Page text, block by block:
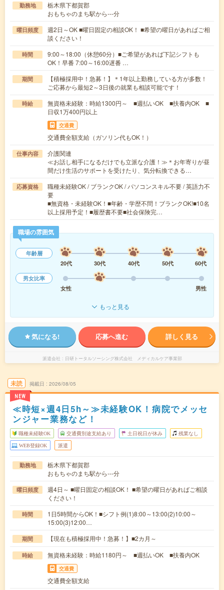
勤務地
栃木県下都賀郡
おもちゃのまち駅から---分
曜日頻度
週2日～OK ■曜日固定の相談OK！ ■希望の曜日があればご相
談ください！
時間
9:00～18:00（休憩60分）■ご希望があれば下記シフトも
OK！早番 7:00～16:00遅番 …
期間
【積極採用中！急募！】＊1年以上勤務している方が多数！
ご応募から最短2～3日後の就業も相談可能です！
時給
無資格未経験：時給1300円～ ■週払いOK ■扶養内OK ■
日収1万400円以上
交通費
交通費全額支給（ガソリン代もOK！）
仕事内容
介護関連
≪お話し相手になるだけでも立派な介護！≫＊お年寄りが昼
間だけ生活のサポートを受けたり、気分転換できる…
応募資格
職種未経験OK / ブランクOK / パソコンスキル不要 / 英語力不
要
■無資格・未経験OK！■年齢・学歴不問！ブランクOK!■10名
以上採用予定！■履歴書不要■社会保険完…
職場の雰囲気
年齢層
20代
30代 40代 50代
60代
男女比率
女性
男性
もっと見る
気になる! 応募へ進む 詳しく見る
派遣会社 日研トータルソーシング株式会社 メディカルケア事業部
未読
NEW
掲載日 2026/08/05
≪時短×週4日5h～≫未経験OK！病院でメッセ
ンジャー業務など！
職種未経験OK 交通費別途支給あり 土日祝日が休み 残業なし
WEB登録OK 派遣
勤務地
栃木県下都賀郡
おもちゃのまち駅から---分
曜日頻度
週4日～ ■曜日固定の相談OK！ ■希望の曜日があればご相談
ください！
時間
1日5時間からOK！■シフト例(1)8:00～13:00(2)10:00～
15:00(3)12:00…
期間 【現在も積極採用中！急募！】■2カ月～
時給 無資格未経験：時給1180円～ ■週払いOK ■扶養内OK
交通費
交通費全額支給